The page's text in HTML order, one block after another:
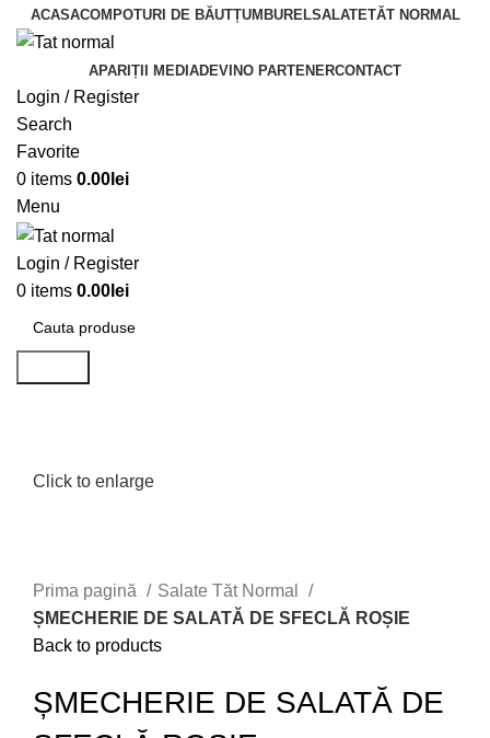
ACASACOMPOTURI DE BĂUTȚUMBURELSALATETĂT NORMAL
APARIȚII MEDIADEVINO PARTENERCONTACT
Login / Register
Search
Favorite
0 items 0.00 lei
Menu
Login / Register
0 items 0.00 lei
Click to enlarge
Prima pagină
Salate Tăt Normal
ȘMECHERIE DE SALATĂ DE SFECLĂ ROȘIE
Back to products
ȘMECHERIE DE SALATĂ DE